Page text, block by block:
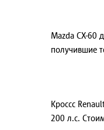
Mazda CX-60
получившие
Кроссс
200 л.с.